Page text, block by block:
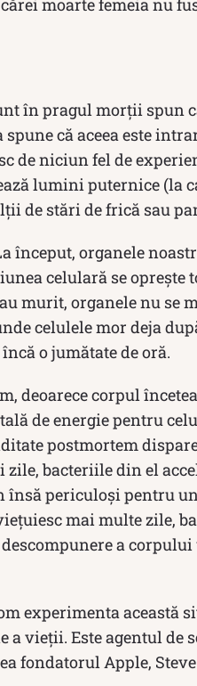
moarte femeia nu
în pragul morții spun
că aceea este
de niciun fel de
lumini puternice (la
de stări de frică sau
început, organele
celulară se oprește
murit, organele nu se
celulele mor deja
o jumătate de oră.
deoarece corpul
de energie pentru
postmortem
bacteriile din el
însă periculoși pentru
mai multe zile,
a
experimenta această
a vieții. Este agentul de
fondatorul Apple,